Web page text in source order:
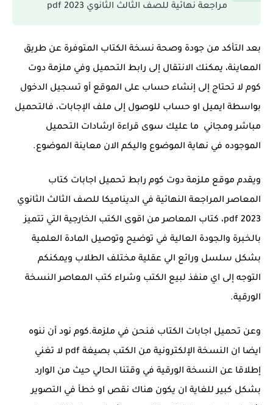
مراجعة نهائية للصف الثالث الثانوي 2023 pdf
بعد التأكد من جودة وصحة نسخة الكتاب المتوفرة عن طريق
المعاينة، يمكنك الانتقال إلى رابط التحميل وفي ملزمة دوت
كوم لا تحتاج إلى إنشاء حساب على الموقع أو تسجيل الدخول
بواسطة ايميل او حساب للوصول إلى ملف الإجابات، فالتحميل
مباشر ومجاني ما عليك سوى قراءة ارشادات التحميل
الموجوده في نهاية الموضوع واليكم الان معاينة الموضوع.
ويقدم موقع ملزمة دوت كوم رابط تحميل اجابات كتاب
المعاصر المراجعة النهائية في الديناميكا للصف الثالث الثانوي
2023 pdf، كتاب المعاصر من اقوى الكتب الخارجية التي تتميز
بالخبرة والجودة العالية في توضيح وتوصيل المادة العلمية
بشكل سلسل ورائع الي عقلية مختلف الطلاب ويمكنكم
التوجه إلى اي منفذ لبيع الكتب وشراء كتب المعاصر النسخة
الورقية.
وعن تحميل اجابات الكتاب فنحن في ملزمة.كوم نود أن ننوه
ايضا ان النسخة الإلكترونية من الكتب بصيغة pdf لا تغني
إطلاقا عن النسخة الورقية في وقتنا الحالي حيث من الوارد
بشكل كبير للغاية ان يكون هناك نقص او خطأ في التصوير